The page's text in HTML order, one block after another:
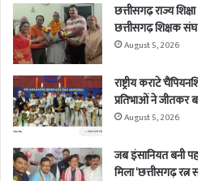
छत्तीसगढ़ राज्य
छत्तीसगढ़ शिक्षक संघ
August 5, 2026
राष्ट्रीय कराटे
प्रतिभाओं ने जीतकर
August 5, 2026
जब इंसानियत बनी
मिला ‘छत्तीसगढ़